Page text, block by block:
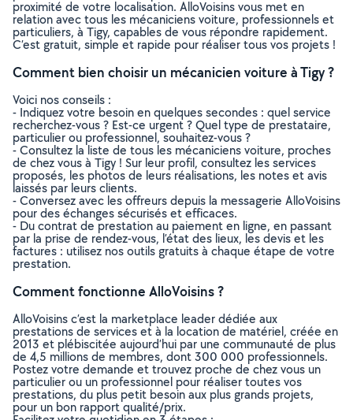
proximité de votre localisation. AlloVoisins vous met en
relation avec tous les mécaniciens voiture, professionnels et
particuliers, à Tigy, capables de vous répondre rapidement.
C’est gratuit, simple et rapide pour réaliser tous vos projets !
Comment bien choisir un mécanicien voiture à Tigy ?
Voici nos conseils :
- Indiquez votre besoin en quelques secondes : quel service
recherchez-vous ? Est-ce urgent ? Quel type de prestataire,
particulier ou professionnel, souhaitez-vous ?
- Consultez la liste de tous les mécaniciens voiture, proches
de chez vous à Tigy ! Sur leur profil, consultez les services
proposés, les photos de leurs réalisations, les notes et avis
laissés par leurs clients.
- Conversez avec les offreurs depuis la messagerie AlloVoisins
pour des échanges sécurisés et efficaces.
- Du contrat de prestation au paiement en ligne, en passant
par la prise de rendez-vous, l’état des lieux, les devis et les
factures : utilisez nos outils gratuits à chaque étape de votre
prestation.
Comment fonctionne AlloVoisins ?
AlloVoisins c’est la marketplace leader dédiée aux
prestations de services et à la location de matériel, créée en
2013 et plébiscitée aujourd’hui par une communauté de plus
de 4,5 millions de membres, dont 300 000 professionnels.
Postez votre demande et trouvez proche de chez vous un
particulier ou un professionnel pour réaliser toutes vos
prestations, du plus petit besoin aux plus grands projets,
pour un bon rapport qualité/prix.